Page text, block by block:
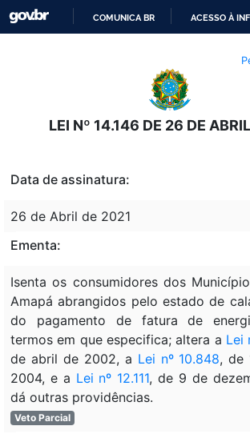
O
CONTEÚDO
COMUNICA BR ACESSO À
LEI Nº 14.146 DE 26 DE
Data de assinatura:
26 de Abril de 2021
Ementa:
Isenta os consumidores dos
Amapá abrangidos pelo estado de
do pagamento de fatura de
termos em que especifica; altera a Lei
de abril de 2002, a Lei nº 10.848, de
2004, e a Lei nº 12.111, de 9 de
dá outras providências.
Veto Parcial